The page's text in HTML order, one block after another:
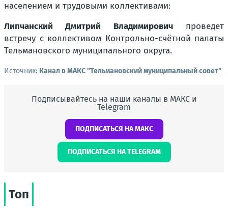
населением и трудовыми коллективами:
Липчанский Дмитрий Владимировичпроведет
встречу с коллективом Контрольно-счётной палаты
Тельмановского муниципального округа.
Источник: Канал в МАКС "Тельмановский муниципальный совет"
Подписывайтесь на наши каналы в МАКС и
Telegram
ПОДПИСАТЬСЯ НА МАКС
ПОДПИСАТЬСЯ НА TELEGRAM
Топ